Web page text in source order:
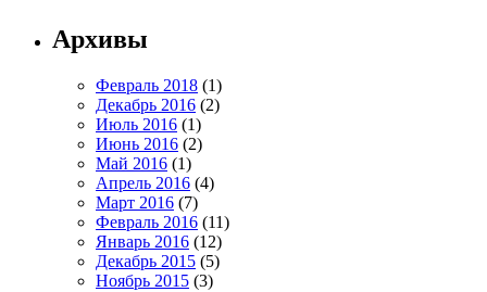
Архивы
Февраль 2018 (1)
Декабрь 2016 (2)
Июль 2016 (1)
Июнь 2016 (2)
Май 2016 (1)
Апрель 2016 (4)
Март 2016 (7)
Февраль 2016 (11)
Январь 2016 (12)
Декабрь 2015 (5)
Ноябрь 2015 (3)